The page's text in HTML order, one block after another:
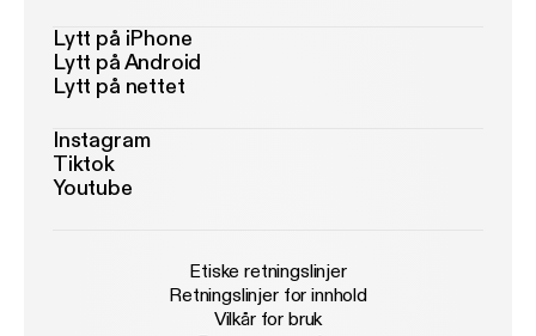
Lytt på iPhone
Lytt på Android
Lytt på nettet
Instagram
Tiktok
Youtube
Etiske retningslinjer
Retningslinjer for innhold
Vilkår for bruk